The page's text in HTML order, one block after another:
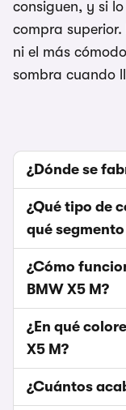
consiguen, y si
compra superior.
ni el más
sombra cuando
¿Dónde se
¿Qué tipo de
qué
¿Cómo
BMW X5 M?
¿En qué
X5 M?
¿Cuántos